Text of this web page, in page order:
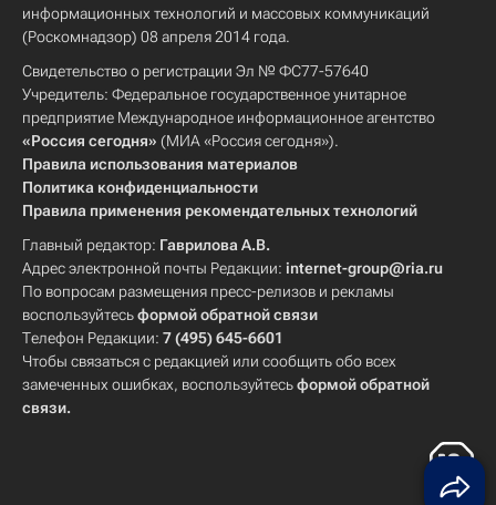
информационных технологий и массовых коммуникаций
(Роскомнадзор) 08 апреля 2014 года.
Свидетельство о регистрации Эл № ФС77-57640
Учредитель: Федеральное государственное унитарное
предприятие Международное информационное агентство
«Россия сегодня» (МИА «Россия сегодня»).
Правила использования материалов
Политика конфиденциальности
Правила применения рекомендательных технологий
Главный редактор: Гаврилова А.В.
Адрес электронной почты Редакции: internet-group@ria.ru
По вопросам размещения пресс-релизов и рекламы
воспользуйтесьформой обратной связи
Телефон Редакции: 7 (495) 645-6601
Чтобы связаться с редакцией или сообщить обо всех
замеченных ошибках, воспользуйтесьформой обратной
связи.